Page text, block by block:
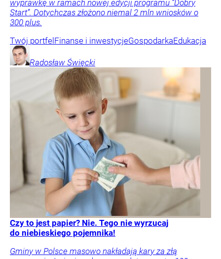
wyprawkę w ramach nowej edycji programu “Dobry
Start”. Dotychczas złożono niemal 2 mln wniosków o
300 plus.
Twój portfelFinanse i inwestycjeGospodarkaEdukacja
Radosław Święcki
Czy to jest papier? Nie. Tego nie wyrzucaj
do niebieskiego pojemnika!
Gminy w Polsce masowo nakładają kary za złą